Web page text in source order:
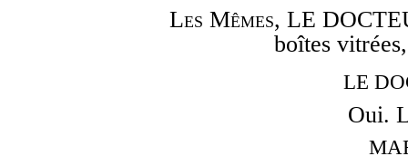
Les Mêmes, LE
boîtes
LE
Oui.